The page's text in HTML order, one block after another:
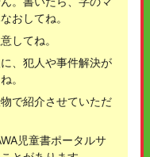
おしてね。
してね。
、犯人や事件解決が
。
で紹介させていただ
児童書ポータルサ